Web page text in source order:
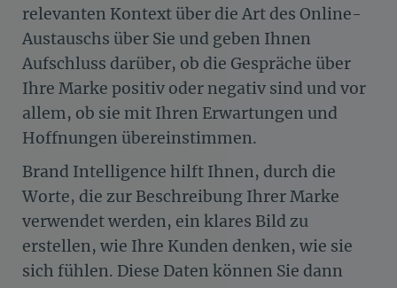
relevanten Kontext über die Art des Online-
Austauschs über Sie und geben Ihnen
Aufschluss darüber, ob die Gespräche über
Ihre Marke positiv oder negativ sind und vor
allem, ob sie mit Ihren Erwartungen und
Hoffnungen übereinstimmen.
Brand Intelligence hilft Ihnen, durch die
Worte, die zur Beschreibung Ihrer Marke
verwendet werden, ein klares Bild zu
erstellen, wie Ihre Kunden denken, wie sie
sich fühlen. Diese Daten können Sie dann